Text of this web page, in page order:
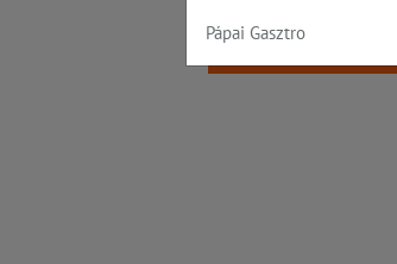
Vissza a főoldalra
Pápai Gasztro